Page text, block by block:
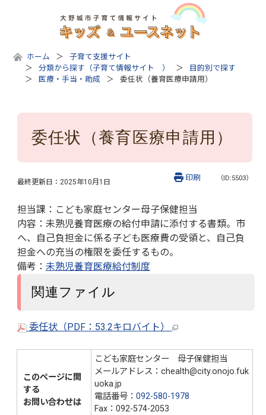
ホーム
子育て支援サイト
分類から探す（子育て情報サイト ）
目的別で探す
医療・手当・助成
委任状（養育医療申請用）
委任状（養育医療申請用）
最終更新日： 2025年10月1日 （ID:5503）
印刷
担当課：こども家庭センター母子保健担当
内容：未熟児養育医療の給付申請に添付する書類。市
へ、自己負担金に係る子ども医療費の受領と、自己負
担金への充当の権限を委任するもの。
備考： 未熟児養育医療給付制度
関連ファイル
委任状（PDF：53.2キロバイト）
このページに関
する
お問い合わせは
こども家庭センター 母子保健担当
メールアドレス：chealth@city.onojo.fuk
uoka.jp
電話番号： 092-580-1978
Fax：092-574-2053